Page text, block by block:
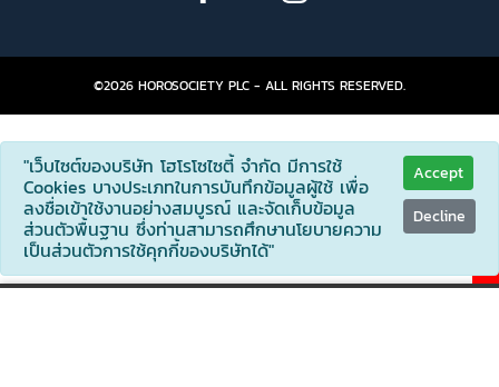
©2026 HOROSOCIETY PLC - ALL RIGHTS RESERVED.
"เว็บไซต์ของบริษัท โฮโรโซไซตี้ จำกัด มีการใช้
Cookies บางประเภทในการบันทึกข้อมูลผู้ใช้ เพื่อ
ลงชื่อเข้าใช้งานอย่างสมบูรณ์ และจัดเก็บข้อมูล
ส่วนตัวพื้นฐาน ซึ่งท่านสามารถศึกษานโยบายความ
เป็นส่วนตัวการใช้คุกกี้ของบริษัทได้"
Accept
Decline
X